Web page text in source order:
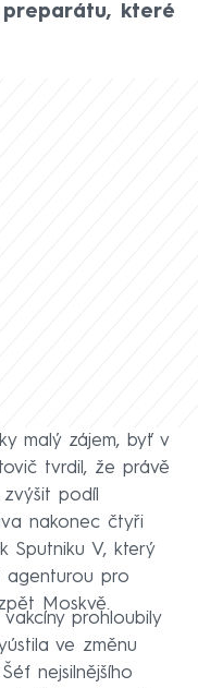
preparátu, které
malý zájem, byť v
tvrdil, že právě
podíl
nakonec čtyři
Sputniku V, který
agenturou pro
Moskvě.
prohloubily
ve změnu
nejsilnějšího